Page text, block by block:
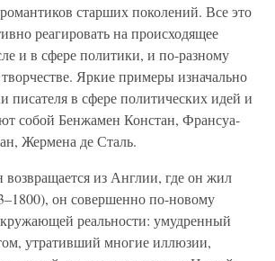
старших поколений. Все это
реагировать на происходящее
и в сфере политики, и по-разному
Яркие примеры изначально
писателя в сфере политических идей и
собой Бенжамен Констан, Франсуа-
Жермена де Сталь.
из Англии, где он жил
он совершенно по-новому
реальности: умудренный
утративший многие иллюзии,